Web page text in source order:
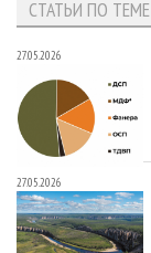
СТАТЬИ ПО ТЕМЕ
27.05.2026
27.05.2026